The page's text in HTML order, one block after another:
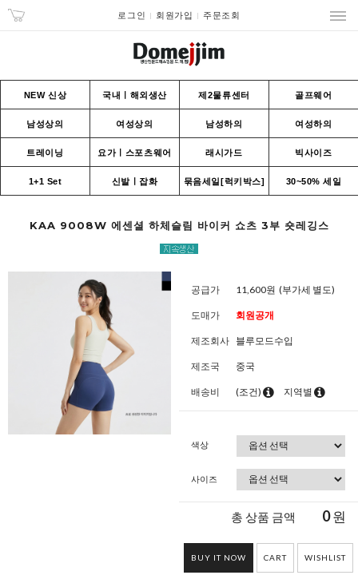
로그인 회원가입 주문조회
NEW 신상 국내ㅣ해외생산 제2물류센터 골프웨어
남성상의 여성상의 남성하의 여성하의
트레이닝 요가ㅣ스포츠웨어 래시가드 빅사이즈
1+1 Set 신발ㅣ잡화 묶음세일[럭키박스] 30~50% 세일
KAA 9008W 에센셜 하체슬림 바이커 쇼츠 3부 숏레깅스
공급가 11,600원 (부가세 별도)
도매가 회원공개
제조회사 블루모드수입
제조국 중국
배송비 (조건) 지역별
색상
사이즈
총 상품 금액 0원
BUY IT NOW CART WISHLIST